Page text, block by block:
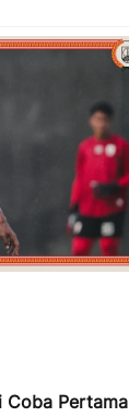
Coba Pertama